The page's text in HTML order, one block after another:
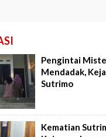
Pengintai
Mendadak,
Sutrimo
Kematian